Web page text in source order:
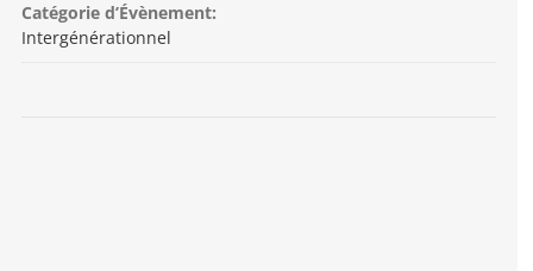
Catégorie d’Évènement:
Intergénérationnel